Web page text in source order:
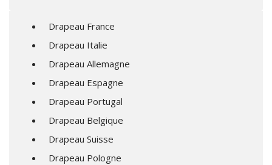
Drapeau France
Drapeau Italie
Drapeau Allemagne
Drapeau Espagne
Drapeau Portugal
Drapeau Belgique
Drapeau Suisse
Drapeau Pologne